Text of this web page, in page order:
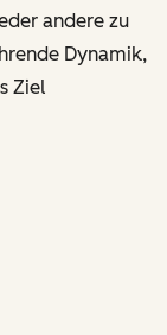
andere zu
Dynamik,
Ziel